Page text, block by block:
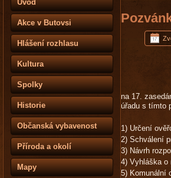
Úvod
Akce v Butovsi
Hlášení rozhlasu
Kultura
Spolky
Historie
Občanská vybavenost
Příroda a okolí
Mapy
na 17.
úřadu s tímto
1) Určení
2) Schválení
3) Návrh
4) Vyhláška o
5) Komunální